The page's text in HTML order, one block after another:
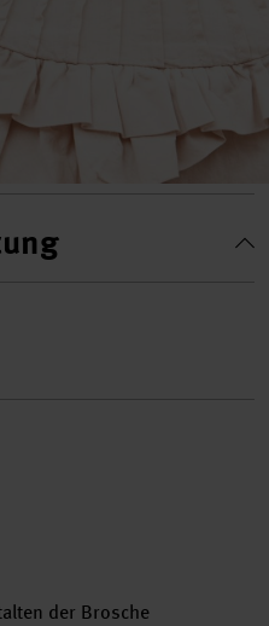
der Brosche